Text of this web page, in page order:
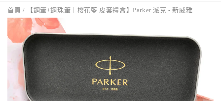
首頁 / 【鋼筆+鋼珠筆｜櫻花藍 皮套禮盒】Parker 派克 - 新威雅